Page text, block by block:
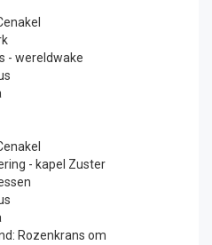
- wereldwake
- kapel Zuster
Rozenkrans om